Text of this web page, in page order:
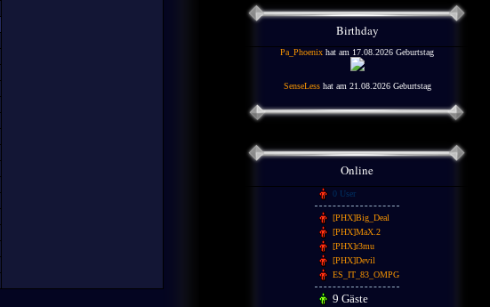
Birthday
Pa_Phoenix hat am 17.08.2026 Geburtstag
SenseLesshat am 21.08.2026 Geburtstag
Online
0 User
[PHX]Big_Deal
[PHX]MaX.2
[PHX]r3mu
[PHX]Devil
ES_IT_83_OMPG
9 Gäste